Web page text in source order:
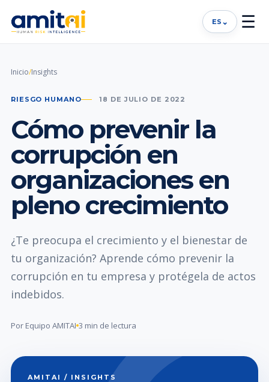
ES ⌄ ☰
Inicio/Insights
RIESGO HUMANO 18 DE JULIO DE 2022
Cómo prevenir la
corrupción en
organizaciones en
pleno crecimiento
¿Te preocupa el crecimiento y el bienestar de
tu organización? Aprende cómo prevenir la
corrupción en tu empresa y protégela de actos
indebidos.
Por Equipo AMITAI 3 min de lectura
AMITAI / INSIGHTS